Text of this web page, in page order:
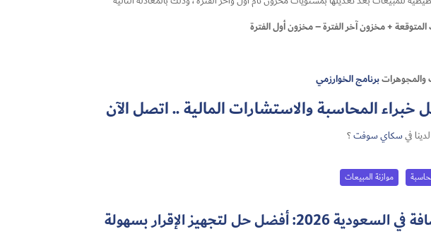
المتوقعة + مخزون آخر الفترة – مخزون أول الفترة
برنامج الخوارزمي
المحاسبة والاستشارات المالية ..اتصل الآن
فيسكاي سوفت؟
موازنة المبيعات
حل لتجهيز الإقرار بسهولة